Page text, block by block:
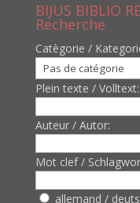
BIJUS BIBLIO
Recherche
Catègorie /
Plein texte / Volltext:
Auteur / Autor:
Mot clef /
allemand /